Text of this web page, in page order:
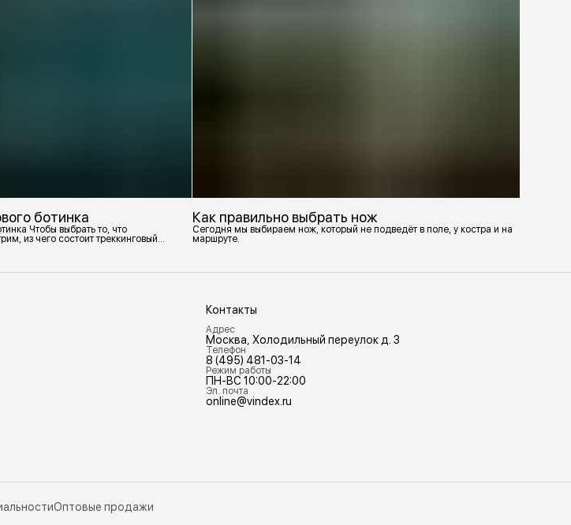
ботинка
Чтобы выбрать то, что
из чего состоит треккинговый
Как правильно выбрать нож
Сегодня мы выбираем нож, который не подведёт в поле, у костра и на
маршруте.
Контакты
Адрес
Москва, Холодильный переулок д. 3
Телефон
8 (495) 481-03-14
Режим работы
ПН-ВС 10:00-22:00
Эл. почта
online@vindex.ru
Оптовые продажи